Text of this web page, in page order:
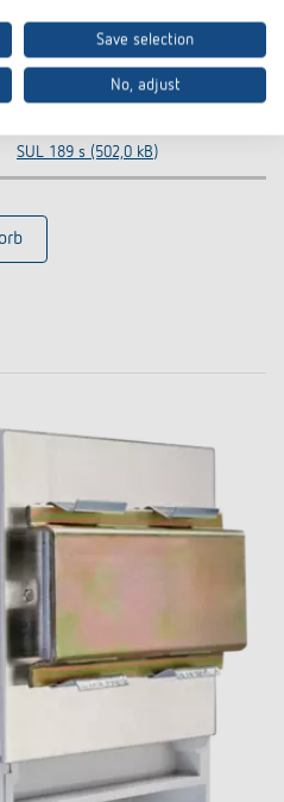
SYN-169-s_SUL-189-s (735,6 kB)
SUL 189 s-CE declaration of
conformity (544,3 kB)
SUL 189 s (502,0 kB)
Save selection
No, adjust